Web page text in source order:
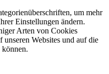
um mehr
Einstellungen ändern.
Arten von Cookies
Websites und auf die